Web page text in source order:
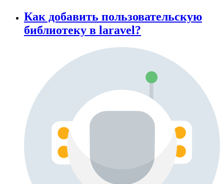
Как добавить пользовательскую
библиотеку в laravel?